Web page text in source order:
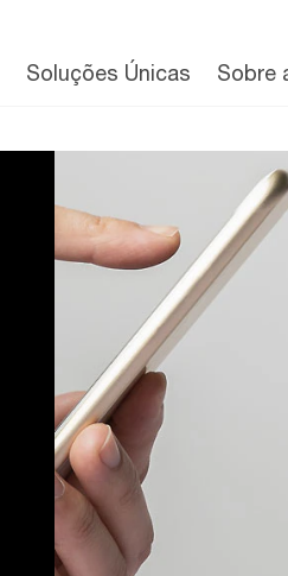
Soluções Únicas Sobre